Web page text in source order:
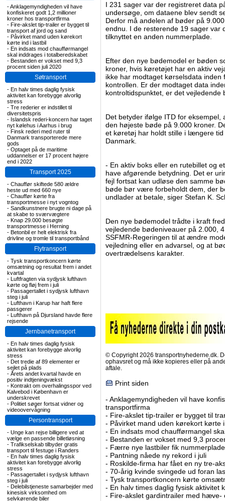
-Anklagemyndigheden vil have
konfiskeret godt 1,2 millioner
kroner hos transportfirma
- Fire-akslet tip-trailer er bygget til
transport af jord og sand
- Påvirket mand uden kørekort
kørte ind i lastbil
- En indsats mod chaufførmangel
skal inddrages i totalberedskabet
- Bestanden er vokset med 9,3
procent siden juli 2020
Søtransport
- En halv times daglig fysisk
aktivitet kan forebygge alvorlig
stress
- Tre rederier er indstillet til
diversitetspris
- Islandsk rederi-koncern har taget
nyt kølehus i Aarhus i brug
- Finsk rederi med ruter til
Danmark transporterede mere
gods
- Optaget på de maritime
uddannelser er 17 procent højere
end i 2022
Transport 2025
- Chauffør skiftede 580 ældre
heste ud med 660 nye
- Chauffør kørte fra
transportmesse i nyt vogntog
- Sandkunstnere brugte ni dage på
at skabe to sværvægtere
- Knap 29.000 besøgte
transportmesse i Herning
- Betonbil er helt elektrisk fra
drivline og tromle til transportbånd
Flytransport
- Tysk transportkoncern kørte
omsætning og resultat frem i andet
kvartal
- Luftfragten via sydjysk lufthavn
kørte og fløj frem i juli
- Passagertallet i sydjysk lufthavn
steg i juli
- Lufthavn i Karup har haft flere
passgerer
- Lufthavn på Djursland havde flere
rejsende
Jernbanetransport
- En halv times daglig fysisk
aktivitet kan forebygge alvorlig
stress
- Det tredie af 89 elementer er
sejlet på plads
- Årets andet kvartal havde en
positiv indtjeningvækst
- Kontrakt om overhalingsspor ved
Kalvebod i København er
underskrevet
- Politiet søger fortsat vidner og
videoovervågning
Persontransport
- Unge kan rejse billigere ved at
vælge en passende billetløsning
- Trafikselskab tilbyder gratis
transport til festuge i Randers
- En halv times daglig fysisk
aktivitet kan forebygge alvorlig
stress
- Passagertallet i sydjysk lufthavn
steg i juli
- Delebilstjeneste samarbejder med
kinesisk virksomhed om
selvkørende biler
I 231 sager var der registreret data
undersøge, om dataene blev sendt
Derfor må andelen af bøder på
endnu. I de resterende 19 sager var
tilknyttet en anden nummerplade.
Efter den nye bødemodel er bøden
kroner, hvis køretøjet har en aktiv
ikke har modtaget kørselsdata
kontrollen. Er der modtaget data
kontroltidspunktet, er det vejledende
Det betyder ifølge ITD for
den højeste bøde på 9.000 kroner.
et køretøj har holdt stille i længere
Danmark.
- En aktiv boks eller en rutebillet og
have afgørende betydning. Det er
fejl fortsat kan udløse den samme
bøde bør være forbeholdt dem, der
undlader at betale, siger Stefan K.
Den nye bødemodel trådte i kraft
vejledende bødeniveauer på 2.000,
SSFMR-Regeringen til at ændre
vejledning eller en advarsel, og at
overtrædelsens karakter.
© Copyright 2026 transportnyhederne.dk.
ophavsret og må ikke kopieres eller på
aftale.
Print siden
- Anklagemyndigheden vil have
transportfirma
- Fire-akslet tip-trailer er bygget til
- Påvirket mand uden kørekort kørte
- En indsats mod chaufførmangel
- Bestanden er vokset med 9,3
- Færre nye lastbiler fik
- Pantning nåede ny rekord i juli
- Roskilde-firma har fået en ny tre-
- 70-årig kvinde svingede ud foran
- Tysk transportkoncern kørte
- En halv times daglig fysisk aktivitet
- Fire-akslet gardintrailer med hæve-